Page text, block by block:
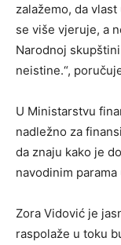
zalažemo, da
se više vjeruje, a
Narodnoj
neistine.“,
U Ministarstvu
nadležno za
da znaju kako je
navodinim
Zora Vidović je
raspolaže u toku